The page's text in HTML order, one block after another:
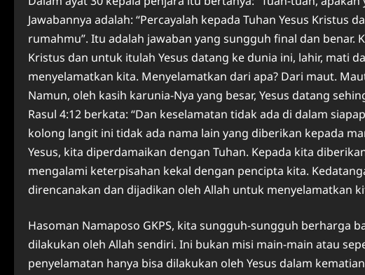
Jawabannya adalah: “Percayalah kepada Tuhan Yesus Kristus
rumahmu”. Itu adalah jawaban yang sungguh final dan benar.
Kristus dan untuk itulah Yesus datang ke dunia ini, lahir, mati
menyelamatkan kita. Menyelamatkan dari apa? Dari maut.
Namun, oleh kasih karunia-Nya yang besar, Yesus datang
Rasul 4:12 berkata: “Dan keselamatan tidak ada di dalam
kolong langit ini tidak ada nama lain yang diberikan kepada
Yesus, kita diperdamaikan dengan Tuhan. Kepada kita
mengalami keterpisahan kekal dengan pencipta kita.
direncanakan dan dijadikan oleh Allah untuk menyelamatkan
Hasoman Namaposo GKPS, kita sungguh-sungguh berharga
dilakukan oleh Allah sendiri. Ini bukan misi main-main atau
penyelamatan hanya bisa dilakukan oleh Yesus dalam